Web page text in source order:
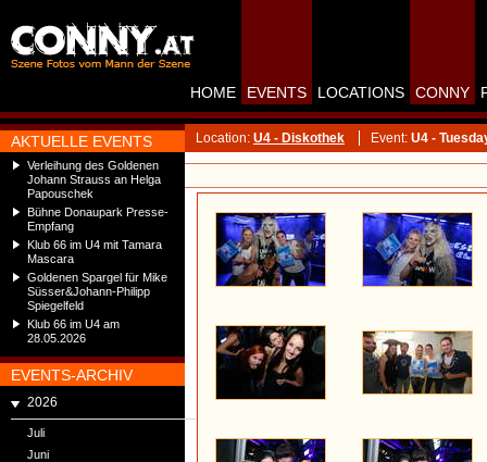
AKTUELLE EVENTS
Verleihung des Goldenen
Johann Strauss an Helga
Papouschek
Bühne Donaupark Presse-
Empfang
Klub 66 im U4 mit Tamara
Mascara
Goldenen Spargel für Mike
Süsser&Johann-Philipp
Spiegelfeld
Klub 66 im U4 am
28.05.2026
EVENTS-ARCHIV
2026
Juli
Juni
HOME EVENTS LOCATIONS CONNY
Location: U4 - Diskothek Event: U4 -